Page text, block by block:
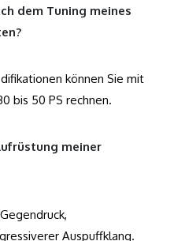
dem Tuning meines
können Sie mit
bis 50 PS rechnen.
meiner
Auspuffklang.